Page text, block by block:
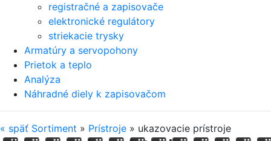
registračné a zapisovače
elektronické regulátory
striekacie trysky
Armatúry a servopohony
Prietok a teplo
Analýza
Náhradné diely k zapisovačom
« späť Sortiment » Prístroje » ukazovacie prístroje